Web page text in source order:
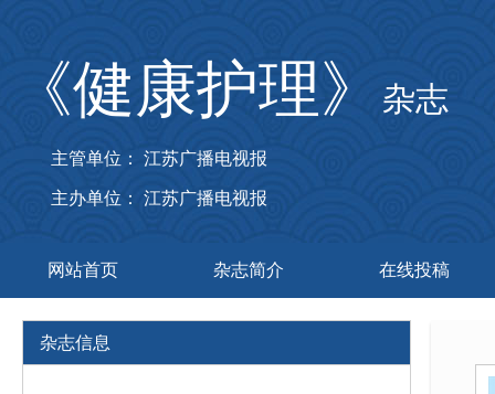
《健康护理》 杂志
主管单位： 江苏广播电视报
主办单位： 江苏广播电视报
网站首页 杂志简介 在线投稿
杂志信息